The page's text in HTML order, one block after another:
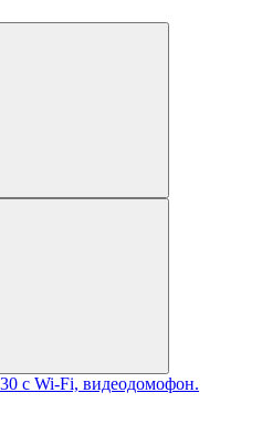
с Wi-Fi, видеодомофон.